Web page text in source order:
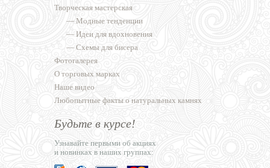
Творческая мастерская
— Модные тенденции
— Идеи для вдохновения
— Схемы для бисера
Фотогалерея
О торговых марках
Наше видео
Любопытные факты о натуральных камнях
Будьте в курсе!
Узнавайте первыми об акциях
и новинках в наших группах: